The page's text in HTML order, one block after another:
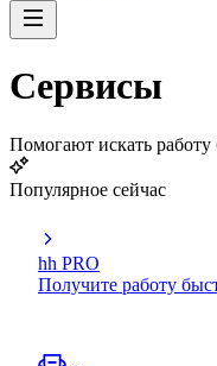
Сервисы
Помогают искать
Популярное сейчас
hh PRO
Получите работу